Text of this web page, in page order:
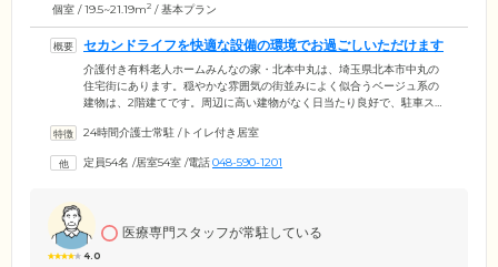
個室 / 19.5~21.19m2 / 基本プラン
セカンドライフを快適な設備の環境でお過ごしいただけます
介護付き有料老人ホームみんなの家・北本中丸は、埼玉県北本市中丸の
住宅街にあります。穏やかな雰囲気の街並みによく似合うベージュ系の
建物は、2階建てです。周辺に高い建物がなく日当たり良好で、駐車スペ
アクセスがよく、ご家族様のご訪問にも便利な環境です。ご入居者様の
す対応のトイレやカーテンも、設置済みです。居室も含め、館内はバリ
24時間介護士常駐 /トイレ付き居室
定員54名 /居室54室 /電話048-590-1201
4.0
医療専門スタッフが常駐している